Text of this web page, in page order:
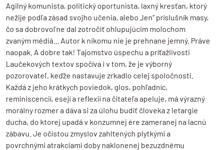
Agilný komunista, politický oportunista, laxný kresťan, ktorý
nežije podľa zásad svojho učenia, alebo „len“ príslušník masy,
čo sa dobrovoľne dal zotročiť ohlupujúcim molochom
zvaným médiá... Autor k nikomu nie je prehnane jemný. Práve
naopak. A dobre tak! Tajomstvo úspechu a príťažlivosti
Laučekových textov spočíva i v tom, že je výborný
pozorovateľ, keďže nastavuje zrkadlo celej spoločnosti.
Každá z jeho krátkych poviedok, glos, pohľadníc,
reminiscencií, esejí a reflexií na čitateľa apeluje, má výrazný
morálny rozmer a dáva si za úlohu budiť človeka z letargie
ducha, do ktorej upadá v konzumnej ére zameranej na lacnú
zábavu. Je očistou zmyslov zahltených plytkými a
povrchnými atrakciami doby naklonenej bezuzdnému